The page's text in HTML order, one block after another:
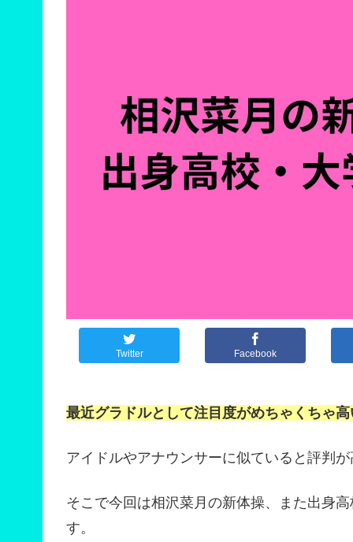
Twitter Facebook
最近グラドルとして注目度がめちゃくちゃ
アイドルやアナウンサーに似ていると評判
そこで今回は相沢菜月の新体操、また出身
す。